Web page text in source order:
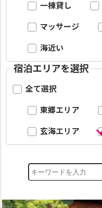
一棟貸し
マッサージ
海近い
宿泊エリアを選択
全て選択
東郷エリア
玄海エリア